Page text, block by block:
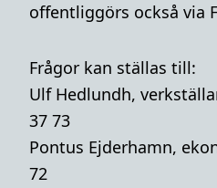
offentliggörs också via
Frågor kan ställas till:
Ulf Hedlundh,
37 73
Pontus Ejderhamn,
72